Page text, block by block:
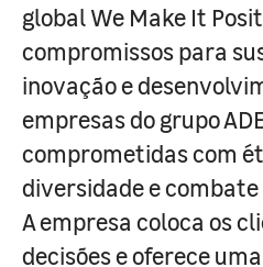
global We Make It
compromissos para
inovação e
empresas do grupo
comprometidas com
diversidade e
A empresa coloca os
decisões e oferece